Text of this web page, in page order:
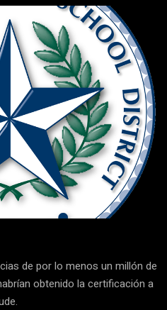
Pinterest WhatsApp
de por lo menos un millón de
obtenido la certificación a